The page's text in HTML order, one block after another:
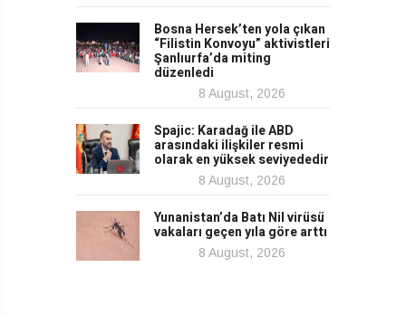
Bosna Hersek’ten yola çıkan
“Filistin Konvoyu” aktivistleri
Şanlıurfa’da miting
düzenledi
8 August, 2026
Spajic: Karadağ ile ABD
arasındaki ilişkiler resmi
olarak en yüksek seviyededir
8 August, 2026
Yunanistan’da Batı Nil virüsü
vakaları geçen yıla göre arttı
8 August, 2026